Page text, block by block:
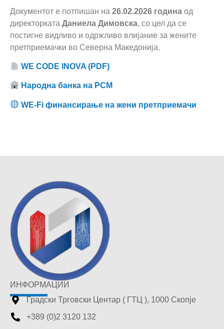
Документот е потпишан на 26.02.2026 година од
директорката Даниела Димовска, со цел да се
постигне видливо и одржливо влијание за жените
претприемачки во Северна Македонија.
WE CODE INOVA (PDF)
Народна банка на РСМ
WE-Fi финансирање на жени претприемачи
ИНФОРМАЦИИ
Градски Трговски Центар ( ГТЦ ), 1000 Скопје
+389 (0)2 3120 132